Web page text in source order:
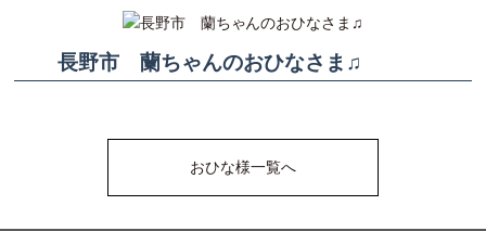
長野市 蘭ちゃんのおひなさま♫
おひな様一覧へ